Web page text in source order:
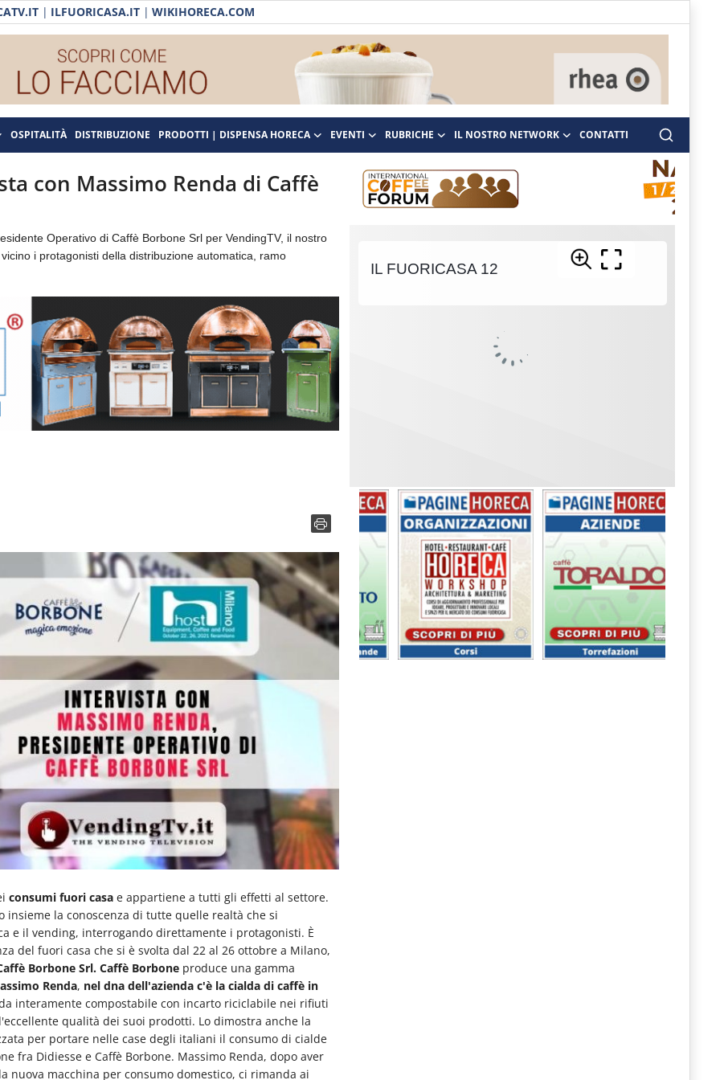
| ILFUORICASA.IT | WIKIHORECA.COM
OSPITALITÀ DISTRIBUZIONE PRODOTTI | DISPENSA HORECA EVENTI RUBRICHE IL NOSTRO NETWORK CONTATTI
con Massimo Renda di Caffè
Operativo di Caffè Borbone Srl per VendingTV, il nostro
i protagonisti della distribuzione automatica, ramo
consumi fuori casa e appartiene a tutti gli effetti al settore.
insieme la conoscenza di tutte quelle realtà che si
e il vending, interrogando direttamente i protagonisti. È
del fuori casa che si è svolta dal 22 al 26 ottobre a Milano,
Borbone Srl. Caffè Borbone produce una gamma
Renda, nel dna dell'azienda c'è la cialda di caffè in
interamente compostabile con incarto riciclabile nei rifiuti
qualità dei suoi prodotti. Lo dimostra anche la
per portare nelle case degli italiani il consumo di cialde
fra Didiesse e Caffè Borbone. Massimo Renda, dopo aver
nuova macchina per consumo domestico, ci rimanda ai